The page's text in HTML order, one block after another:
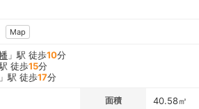
Map
」駅 徒歩10分
徒歩15分
」駅 徒歩17分
面積 40.58㎡